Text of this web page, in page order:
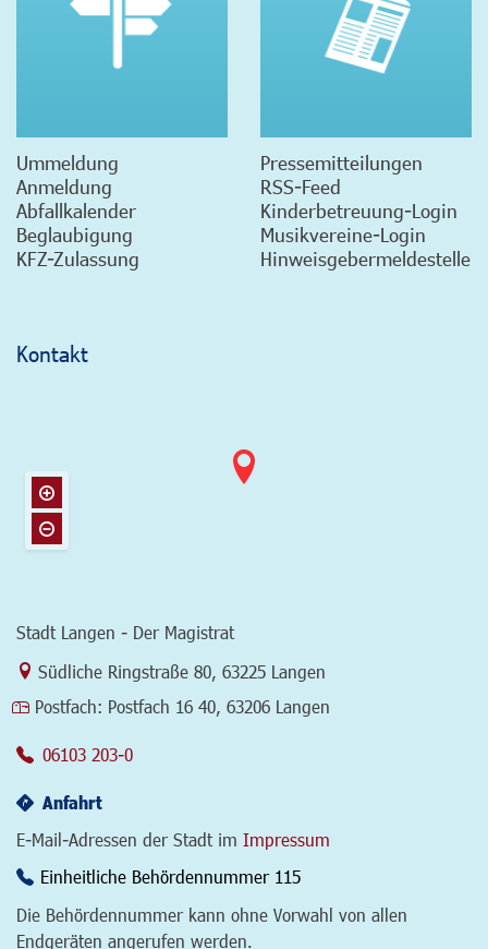
Ummeldung
Anmeldung
Abfallkalender
Beglaubigung
KFZ-Zulassung
Pressemitteilungen
RSS-Feed
Kinderbetreuung-Login
Musikvereine-Login
Hinweisgebermeldestelle
Kontakt
Stadt Langen - Der Magistrat
Link zur Google-Maps Navigation
Südliche Ringstraße 80 63225 Langen
Postfach: Postfach 16 40, 63206 Langen
06103 203-0
Anfahrt
E-Mail-Adressen der Stadt im Impressum
Einheitliche Behördennummer 115
Die Behördennummer kann ohne Vorwahl von allen
Endgeräten angerufen werden.